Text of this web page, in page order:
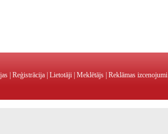
Reģistrācija Lietotāji Meklētājs Reklāmas izcenojumi